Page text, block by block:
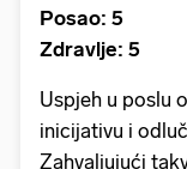
Posao: 5
Zdravlje: 5
Uspjeh u poslu
inicijativu i
Zahvaljujući